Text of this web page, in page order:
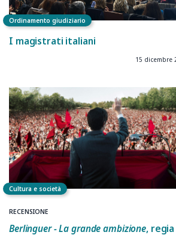
Ordinamento giudiziario
I magistrati italiani
15 dicembre
Cultura e società
RECENSIONE
Berlinguer - La grande ambizione,